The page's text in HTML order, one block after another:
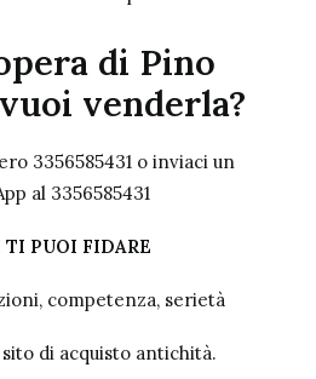
di Pino
venderla?
3356585431 o inviaci un
al 3356585431
PUOI FIDARE
competenza, serietà
di acquisto antichità.